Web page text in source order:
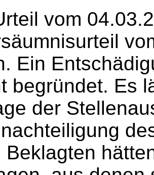
vom
Ein
begründet. Es
der
Beklagten